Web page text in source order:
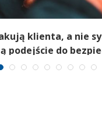
klienta, a nie
podejście do